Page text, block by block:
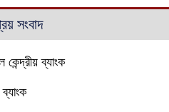
সংবাদ
ব্যাংক